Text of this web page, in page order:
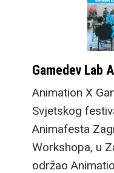
Gamedev Lab
Animation X
Svjetskog
Animafesta
Workshopa, u
održao